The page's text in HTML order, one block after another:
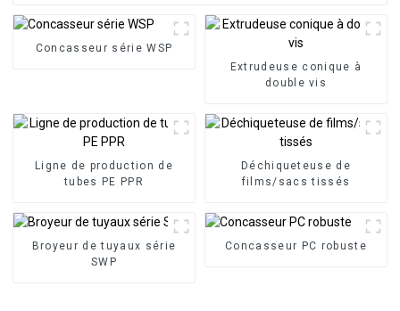
Concasseur série WSP
Extrudeuse conique à
double vis
Ligne de production de
tubes PE PPR
Déchiqueteuse de
films/sacs tissés
Broyeur de tuyaux série
SWP
Concasseur PC robuste